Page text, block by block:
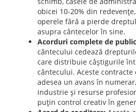
obicei 10-20% din
operele fără a pierde
asupra cântecelor în sine.
Acorduri complete de
cântecului cedează
care distribuie câștigurile
cântecului. Aceste contracte
adesea un avans în
industrie și resurse
puțin control creativ în